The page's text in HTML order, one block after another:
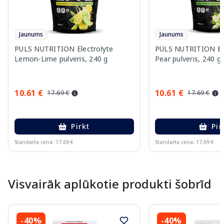
Jaunums
PULS NUTRITION Electrolyte
Lemon-Lime pulveris, 240 g
10.61 € 17.69 €
Pirkt
Standarta cena: 17.69 €
Jaunums
PULS NUTRITION
Pear pulveris, 240 g
10.61 € 17.69 €
Standarta cena: 17.69 €
Visvairāk aplūkotie produkti šobrīd
-40% -40%